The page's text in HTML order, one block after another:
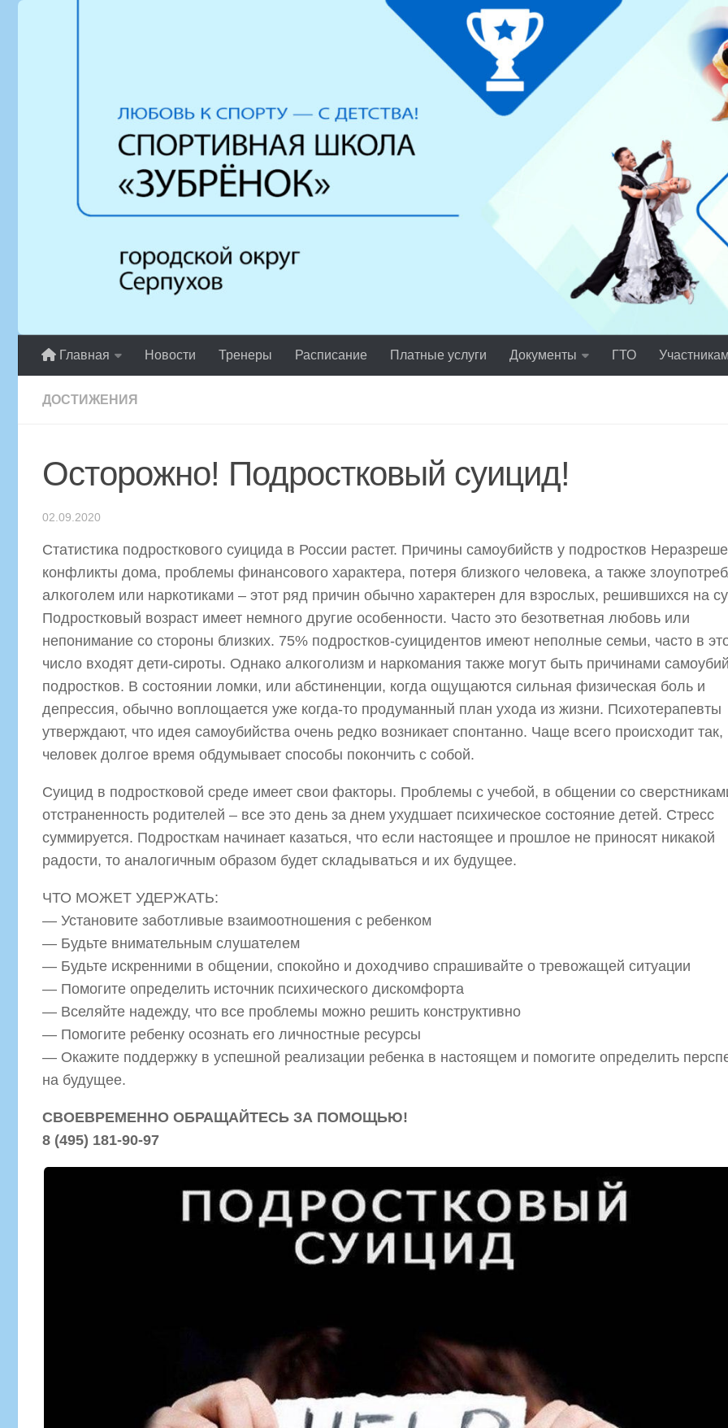
Главная Новости Тренеры Расписание Платные услуги Документы ГТО
ДОСТИЖЕНИЯ
Осторожно! Подростковый суицид!
02.09.2020
Статистика подросткового суицида в России растет. Причины самоубийств у подростков
конфликты дома, проблемы финансового характера, потеря близкого человека, а также
алкоголем или наркотиками – этот ряд причин обычно характерен для взрослых, решившихся на
Подростковый возраст имеет немного другие особенности. Часто это безответная любовь или
непонимание со стороны близких. 75% подростков-суицидентов имеют неполные семьи, часто в
число входят дети-сироты. Однако алкоголизм и наркомания также могут быть причинами
подростков. В состоянии ломки, или абстиненции, когда ощущаются сильная физическая боль и
депрессия, обычно воплощается уже когда-то продуманный план ухода из жизни. Психотерапевты
утверждают, что идея самоубийства очень редко возникает спонтанно. Чаще всего происходит так,
человек долгое время обдумывает способы покончить с собой.
Суицид в подростковой среде имеет свои факторы. Проблемы с учебой, в общении со
отстраненность родителей – все это день за днем ухудшает психическое состояние детей. Стресс
суммируется. Подросткам начинает казаться, что если настоящее и прошлое не приносят никакой
радости, то аналогичным образом будет складываться и их будущее.
ЧТО МОЖЕТ УДЕРЖАТЬ:
— Установите заботливые взаимоотношения с ребенком
— Будьте внимательным слушателем
— Будьте искренними в общении, спокойно и доходчиво спрашивайте о тревожащей ситуации
— Помогите определить источник психического дискомфорта
— Вселяйте надежду, что все проблемы можно решить конструктивно
— Помогите ребенку осознать его личностные ресурсы
— Окажите поддержку в успешной реализации ребенка в настоящем и помогите определить
на будущее.
СВОЕВРЕМЕННО ОБРАЩАЙТЕСЬ ЗА ПОМОЩЬЮ!
8 (495) 181-90-97